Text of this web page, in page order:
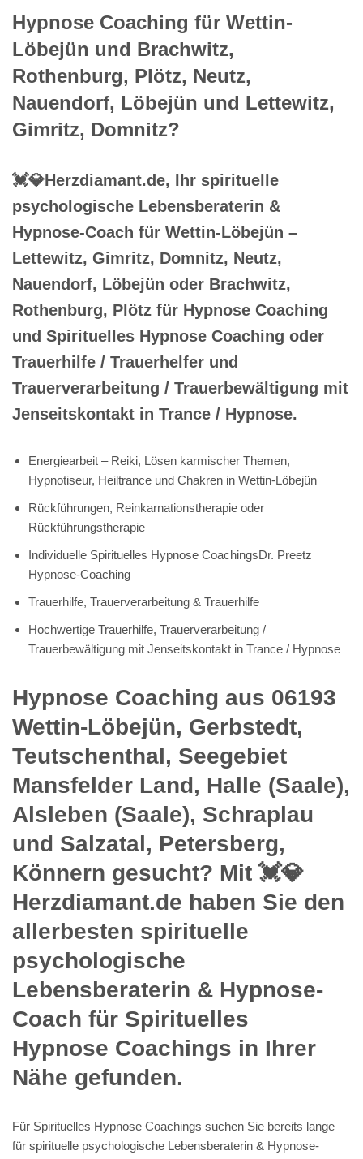
Hypnose Coaching für Wettin-
Löbejün und Brachwitz,
Rothenburg, Plötz, Neutz,
Nauendorf, Löbejün und Lettewitz,
Gimritz, Domnitz?
💓️💎Herzdiamant.de, Ihr spirituelle
psychologische Lebensberaterin &
Hypnose-Coach für Wettin-Löbejün –
Lettewitz, Gimritz, Domnitz, Neutz,
Nauendorf, Löbejün oder Brachwitz,
Rothenburg, Plötz für Hypnose Coaching
und Spirituelles Hypnose Coaching oder
Trauerhilfe / Trauerhelfer und
Trauerverarbeitung / Trauerbewältigung mit
Jenseitskontakt in Trance / Hypnose.
Energiearbeit – Reiki, Lösen karmischer Themen,
Hypnotiseur, Heiltrance und Chakren in Wettin-Löbejün
Rückführungen, Reinkarnationstherapie oder
Rückführungstherapie
Individuelle Spirituelles Hypnose CoachingsDr. Preetz
Hypnose-Coaching
Trauerhilfe, Trauerverarbeitung & Trauerhilfe
Hochwertige Trauerhilfe, Trauerverarbeitung /
Trauerbewältigung mit Jenseitskontakt in Trance / Hypnose
Hypnose Coaching aus 06193
Wettin-Löbejün, Gerbstedt,
Teutschenthal, Seegebiet
Mansfelder Land, Halle (Saale),
Alsleben (Saale), Schraplau
und Salzatal, Petersberg,
Könnern gesucht? Mit 💓️💎
Herzdiamant.de haben Sie den
allerbesten spirituelle
psychologische
Lebensberaterin & Hypnose-
Coach für Spirituelles
Hypnose Coachings in Ihrer
Nähe gefunden.
Für Spirituelles Hypnose Coachings suchen Sie bereits lange
für spirituelle psychologische Lebensberaterin & Hypnose-